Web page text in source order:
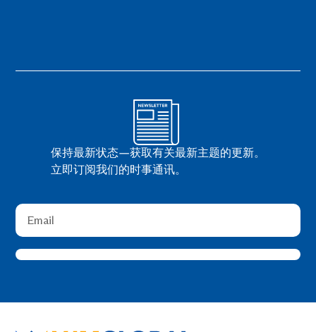
保持最新状态—获取有关最新主题的更新。
立即订阅我们的时事通讯。